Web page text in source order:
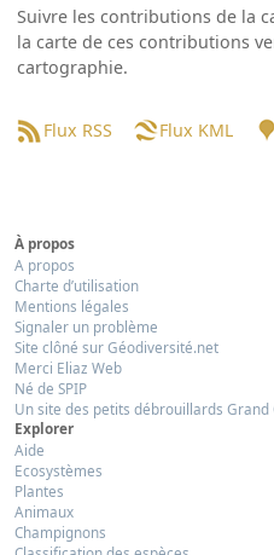
Suivre les contributions de la
la carte de ces contributions
cartographie.
Flux RSS Flux KML
À propos
A propos
Charte d’utilisation
Mentions légales
Signaler un problème
Site clôné sur Géodiversité.net
Merci Eliaz Web
Né de SPIP
Un site des petits débrouillards Grand
Explorer
Aide
Ecosystèmes
Plantes
Animaux
Champignons